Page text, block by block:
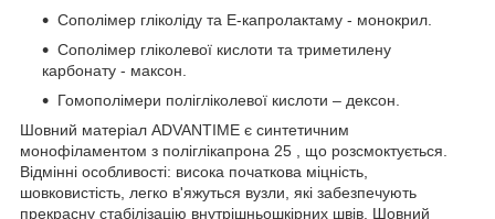
Сополімер гліколіду та Е-капролактаму - монокрил.
Сополімер гліколевої кислоти та триметилену
карбонату - максон.
Гомополімери полігліколевої кислоти – дексон.
Шовний матеріал ADVANTIME є синтетичним
монофіламентом з поліглікапрона 25 , що розсмоктується.
Відмінні особливості: висока початкова міцність,
шовковистість, легко в'яжуться вузли, які забезпечують
прекрасну стабілізацію внутрішньошкірних швів. Шовний